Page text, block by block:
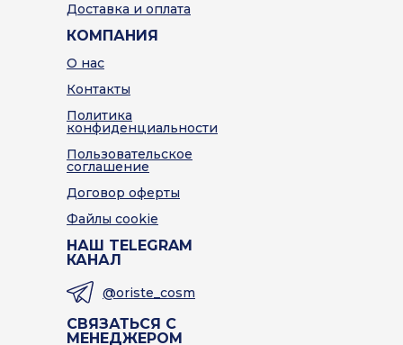
@oriste_cosm
Доставка и оплата
НАШ TELEGRAM
КАНАЛ
Пользовательское
соглашение
Договор оферты
Политика
конфиденциальности
КОМПАНИЯ
О нас
Контакты
Файлы cookie
СВЯЗАТЬСЯ С
МЕНЕДЖЕРОМ